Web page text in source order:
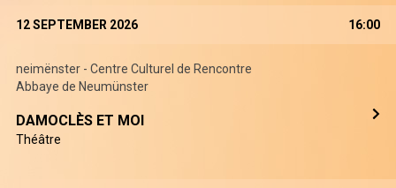
12 SEPTEMBER 2026 16:00
neimënster - Centre Culturel de Rencontre
Abbaye de Neumünster
DAMOCLÈS ET MOI
Théâtre